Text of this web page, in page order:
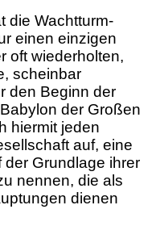
die Wachtturm-
einen einzigen
oft wiederholten,
scheinbar
den Beginn der
der Großen
hiermit jeden
auf, eine
der Grundlage ihrer
nennen, die als
dienen